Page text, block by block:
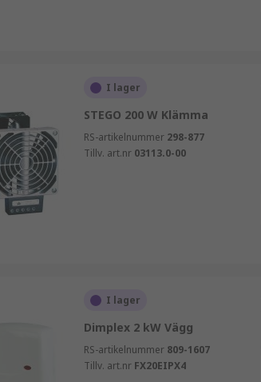
I lager
STEGO 200 W Klämma
RS-artikelnummer 298-877
Tillv. art.nr 03113.0-00
I lager
Dimplex 2 kW Vägg
RS-artikelnummer 809-1607
Tillv. art.nr FX20EIPX4